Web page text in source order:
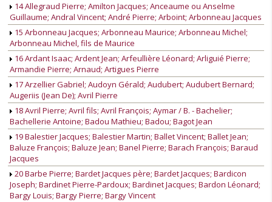
14 Allegraud Pierre; Amilton Jacques; Anceaume ou Anselme
Guillaume; Andral Vincent; André Pierre; Arboint; Arbonneau Jacques
15 Arbonneau Jacques; Arbonneau Maurice; Arbonneau Michel;
Arbonneau Michel, fils de Maurice
16 Ardant Isaac; Ardent Jean; Arfeullière Léonard; Arliguié Pierre;
Armandie Pierre; Arnaud; Artigues Pierre
17 Arzellier Gabriel; Audoyn Gérald; Audubert; Audubert Bernard;
Augeriis (Jean De); Avril Pierre
18 Avril Pierre; Avril fils; Avril François; Aymar / B. - Bachelier;
Bachellerie Antoine; Badou Mathieu; Badou; Bagot Jean
19 Balestier Jacques; Balestier Martin; Ballet Vincent; Ballet Jean;
Baluze François; Baluze Jean; Banel Pierre; Barach François; Baraud
Jacques
20 Barbe Pierre; Bardet Jacques père; Bardet Jacques; Bardicon
Joseph; Bardinet Pierre-Pardoux; Bardinet Jacques; Bardon Léonard;
Bargy Louis; Bargy Pierre; Bargy Vincent